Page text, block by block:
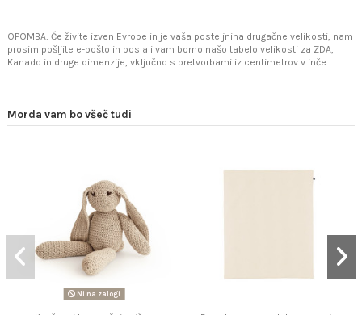
OPOMBA: Če živite izven Evrope in je vaša posteljnina drugačne velikosti, nam
prosim pošljite e-pošto in poslali vam bomo našo tabelo velikosti za ZDA,
Kanado in druge dimenzije, vključno s pretvorbami iz centimetrov v inče.
Morda vam bo všeč tudi
Ni na zalogi